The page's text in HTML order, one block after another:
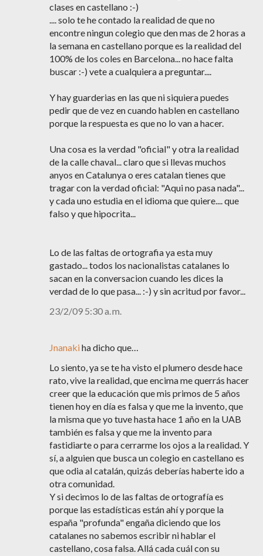
clases en castellano :-)
.... solo te he contado la realidad de que no
encontre ningun colegio que den mas de 2 horas a
la semana en castellano porque es la realidad del
100% de los coles en Barcelona... no hace falta
buscar :-) vete a cualquiera a preguntar....
Y hay guarderias en las que ni siquiera puedes
pedir que de vez en cuando hablen en castellano
porque la respuesta es que no lo van a hacer.
Una cosa es la verdad "oficial" y otra la realidad
de la calle chaval... claro que si llevas muchos
anyos en Catalunya o eres catalan tienes que
tragar con la verdad oficial: "Aqui no pasa nada"...
y cada uno estudia en el idioma que quiere.... que
falso y que hipocrita...
Lo de las faltas de ortografia ya esta muy
gastado... todos los nacionalistas catalanes lo
sacan en la conversacion cuando les dices la
verdad de lo que pasa... :-) y sin acritud por favor...
23/2/09 5:30 a. m.
Jnanakiha dicho que…
Lo siento, ya se te ha visto el plumero desde hace
rato, vive la realidad, que encima me querrás hacer
creer que la educación que mis primos de 5 años
tienen hoy en día es falsa y que me la invento, que
la misma que yo tuve hasta hace 1 año en la UAB
también es falsa y que me la invento para
fastidiarte o para cerrarme los ojos a la realidad. Y
sí, a alguien que busca un colegio en castellano es
que odia al catalán, quizás deberías haberte ido a
otra comunidad.
Y si decimos lo de las faltas de ortografía es
porque las estadísticas están ahí y porque la
españa "profunda" engaña diciendo que los
catalanes no sabemos escribir ni hablar el
castellano, cosa falsa. Allá cada cuál con su